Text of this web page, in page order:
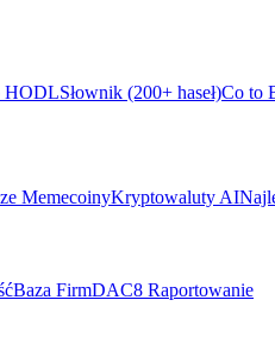
HODLSłownik (200+ haseł)Co to
MemecoinyKryptowaluty AI
Baza FirmDAC8 Raportowanie